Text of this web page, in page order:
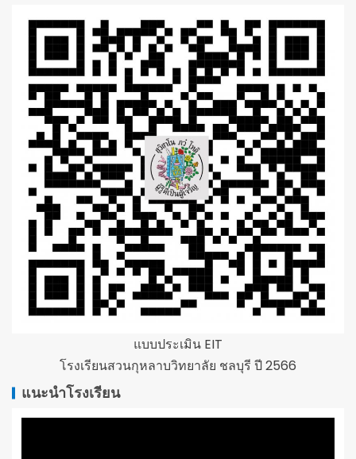
แบบประเมิน EIT
โรงเรียนสวนกุหลาบวิทยาลัย ชลบุรี ปี 2566
แนะนำโรงเรียน